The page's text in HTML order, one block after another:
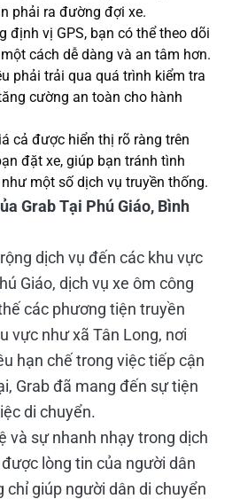
phải ra đường đợi xe.
định vị GPS, bạn có thể theo dõi
cách dễ dàng và an tâm hơn.
phải trải qua quá trình kiểm tra
cường an toàn cho hành
cả được hiển thị rõ ràng trên
đặt xe, giúp bạn tránh tình
một số dịch vụ truyền thống.
Grab Tại Phú Giáo, Bình
dịch vụ đến các khu vực
Giáo, dịch vụ xe ôm công
các phương tiện truyền
vực như xã Tân Long, nơi
hạn chế trong việc tiếp cận
Grab đã mang đến sự tiện
di chuyển.
và sự nhanh nhạy trong dịch
lòng tin của người dân
chỉ giúp người dân di chuyển